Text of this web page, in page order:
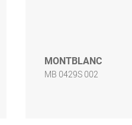
MONTBLANC
MB 0429S 002